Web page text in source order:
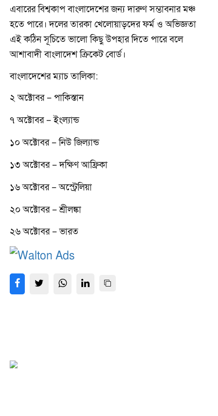
এবারের বিশ্বকাপ বাংলাদেশের জন্য দারুণ সম্ভাবনার মঞ্চ
হতে পারে। দলের তারকা খেলোয়াড়দের ফর্ম ও অভিজ্ঞতা
এই কঠিন সূচিতে ভালো কিছু উপহার দিতে পারে বলে
আশাবাদী বাংলাদেশ ক্রিকেট বোর্ড।
বাংলাদেশের ম্যাচ তালিকা:
২ অক্টোবর – পাকিস্তান
৭ অক্টোবর – ইংল্যান্ড
১০ অক্টোবর – নিউ জিল্যান্ড
১৩ অক্টোবর – দক্ষিণ আফ্রিকা
১৬ অক্টোবর – অস্ট্রেলিয়া
২০ অক্টোবর – শ্রীলঙ্কা
২৬ অক্টোবর – ভারত